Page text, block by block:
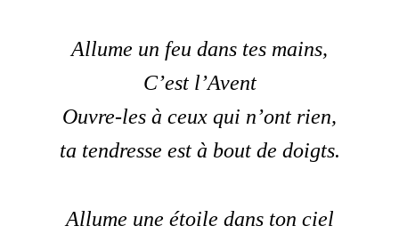
Allume un feu dans tes mains,
C’est l’Avent
Ouvre-les à ceux qui n’ont rien,
ta tendresse est à bout de doigts.
Allume une étoile dans ton ciel